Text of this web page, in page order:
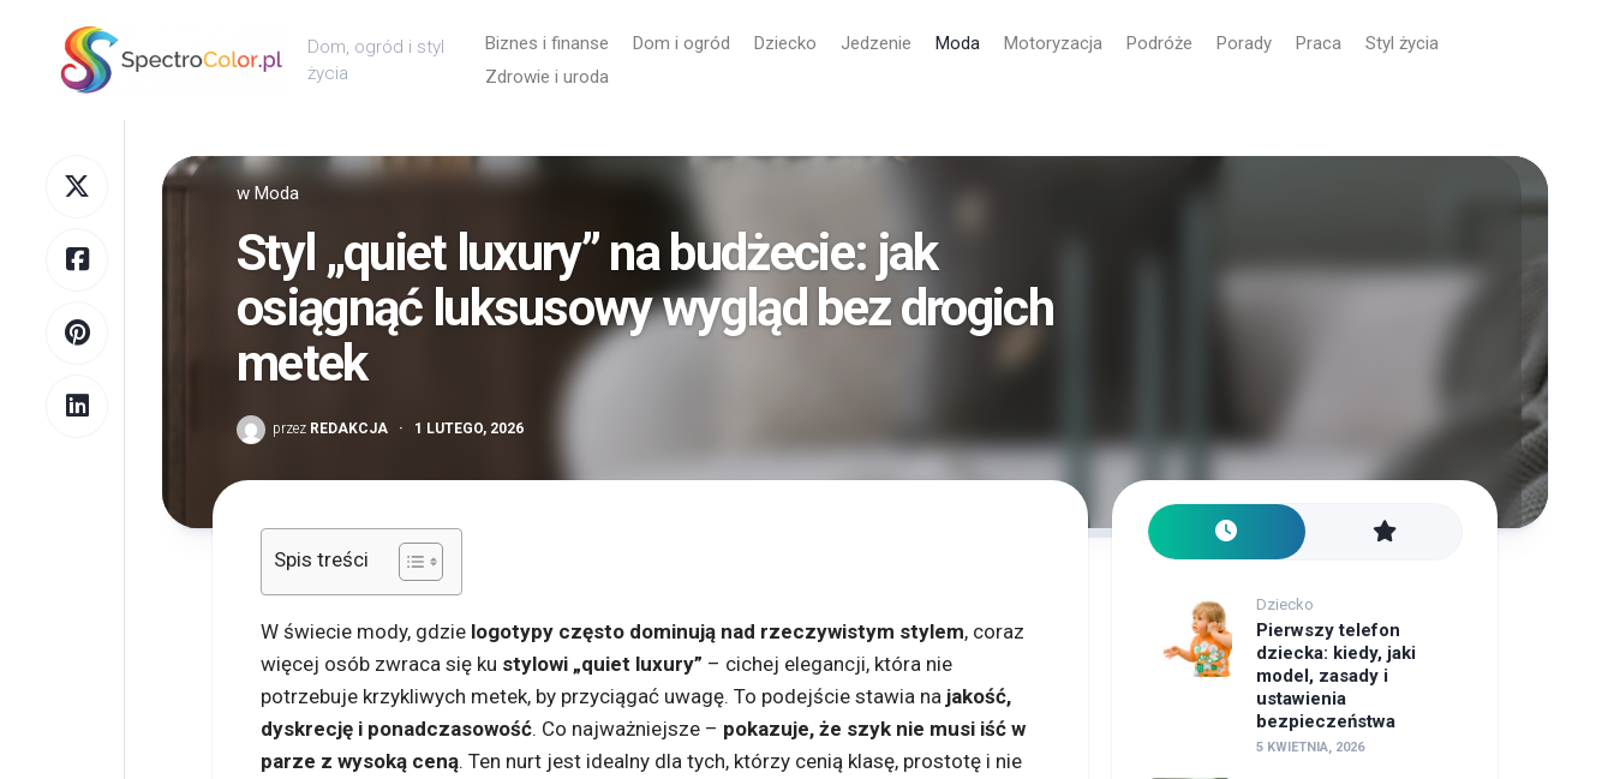
Dom, ogród i styl
życia
Biznes i finanse Dom i ogród Dziecko Jedzenie Moda Motoryzacja Podróże Porady Praca
Styl życia
Zdrowie i uroda
w Moda
Styl „quiet luxury” na budżecie: jak
osiągnąć luksusowy wygląd bez drogich
metek
przez REDAKCJA · 1 LUTEGO, 2026
Spis treści
W świecie mody, gdzie logotypy często dominują nad rzeczywistym stylem, coraz
więcej osób zwraca się ku stylowi „quiet luxury” – cichej elegancji, która nie
potrzebuje krzykliwych metek, by przyciągać uwagę. To podejście stawia na jakość,
dyskrecję i ponadczasowość. Co najważniejsze – pokazuje, że szyk nie musi iść w
parze z wysoką ceną. Ten nurt jest idealny dla tych, którzy cenią klasę, prostotę i nie
Dziecko
Pierwszy telefon
dziecka: kiedy, jaki
model, zasady i
ustawienia
bezpieczeństwa
5 KWIETNIA, 2026